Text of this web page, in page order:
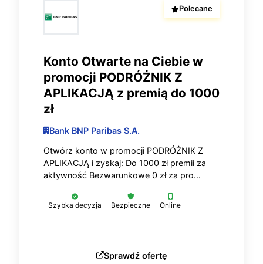
Polecane
Konto Otwarte na Ciebie w
promocji PODRÓŻNIK Z
APLIKACJĄ z premią do 1000
zł
Bank BNP Paribas S.A.
Otwórz konto w promocji PODRÓŻNIK Z
APLIKACJĄ i zyskaj: Do 1000 zł premii za
aktywność Bezwarunkowe 0 zł za pro...
Szybka decyzja Bezpieczne Online
Sprawdź ofertę